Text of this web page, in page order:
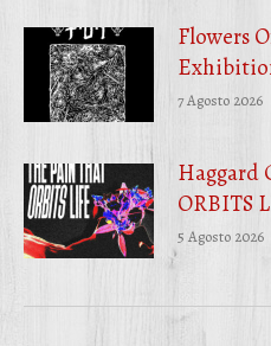
Flowers
7 Agosto 2026
Haggard
ORBITS
5 Agosto 2026